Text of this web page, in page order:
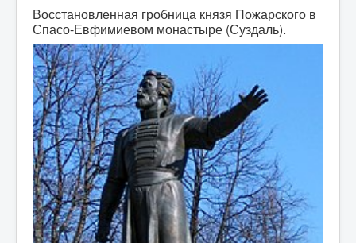
Восстановленная гробница князя Пожарского в
Спасо-Евфимиевом монастыре (Суздаль).